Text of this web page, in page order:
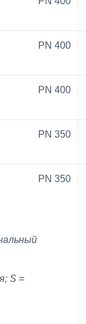
PN 400
PN 400
PN 350
PN 350
S =